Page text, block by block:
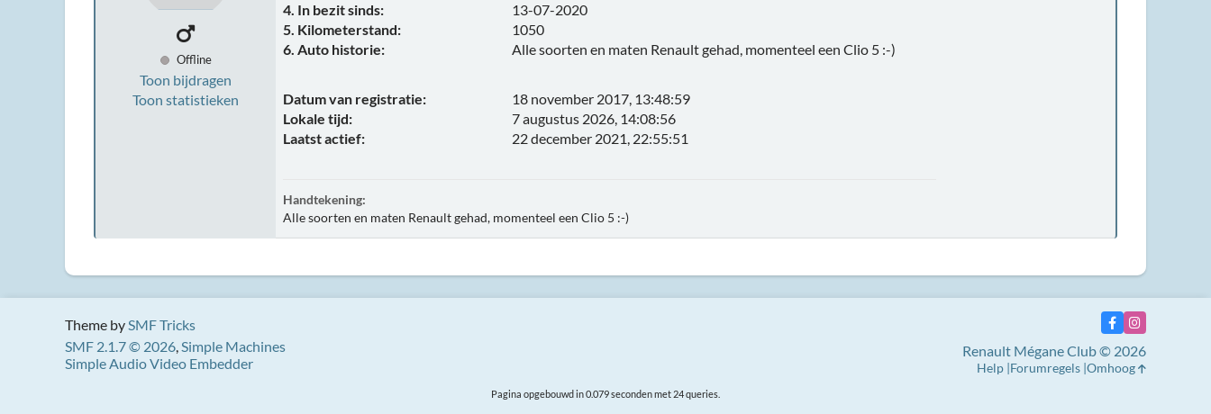
Offline
Toon bijdragen
Toon statistieken
4. In bezit sinds:
13-07-2020
5. Kilometerstand:
1050
6. Auto historie:
Alle soorten en maten Renault gehad, momenteel een Clio 5 :-)
Datum van registratie:
18 november 2017, 13:48:59
Lokale tijd:
7 augustus 2026, 14:08:56
Laatst actief:
22 december 2021, 22:55:51
Handtekening:
Alle soorten en maten Renault gehad, momenteel een Clio 5 :-)
Theme bySMF Tricks
SMF 2.1.7 © 2026,Simple Machines
Simple Audio Video Embedder
Renault Mégane Club © 2026
Help Forumregels Omhoog
Pagina opgebouwd in 0.079 seconden met 24 queries.